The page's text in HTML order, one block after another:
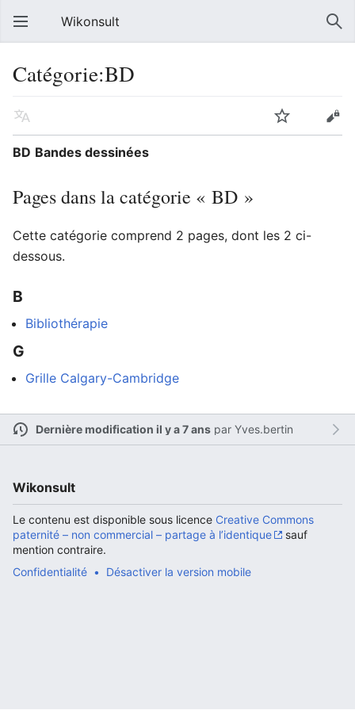
Ouvrir le menu principal
Wikonsult
Catégorie:BD
Lire Suivre
BD Bandes dessinées
Pages dans la catégorie « BD »
Cette catégorie comprend 2 pages, dont les 2 ci-
dessous.
B
Bibliothérapie
G
Grille Calgary-Cambridge
Dernière modification il y a 7 anspar Yves.bertin
Wikonsult
Le contenu est disponible sous licence Creative Commons
paternité – non commercial – partage à l’identique
sauf
mention contraire.
Confidentialité
Désactiver la version mobile